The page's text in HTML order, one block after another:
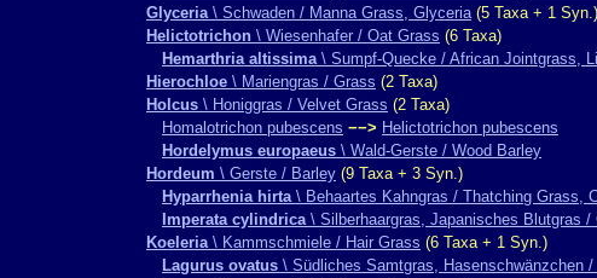
Glyceria\ Schwaden / Manna Grass, Glyceria(5 Taxa + 1 Syn.)
Helictotrichon \ Wiesenhafer / Oat Grass (6 Taxa)
Hemarthria altissima\ Sumpf-Quecke / African Jointgrass,
Hierochloe \ Mariengras / Grass (2 Taxa)
Holcus \ Honiggras / Velvet Grass (2 Taxa)
Homalotrichon pubescens −−> Helictotrichon pubescens
Hordelymus europaeus \ Wald-Gerste / Wood Barley
Hordeum \ Gerste / Barley (9 Taxa + 3 Syn.)
Hyparrhenia hirta\ Behaartes Kahngras / Thatching Grass,
Imperata cylindrica\ Silberhaargras, Japanisches Blutgras /
Koeleria\ Kammschmiele / Hair Grass (6 Taxa + 1 Syn.)
Lagurus ovatus \ Südliches Samtgras, Hasenschwänzchen /